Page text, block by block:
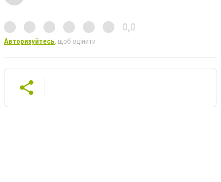
0,0
Авторизуйтесь, щоб оцінити